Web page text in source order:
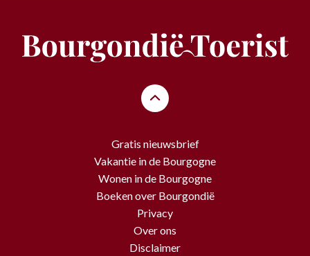
Gratis nieuwsbrief
Vakantie in de Bourgogne
Wonen in de Bourgogne
Boeken over Bourgondië
Privacy
Over ons
Disclaimer